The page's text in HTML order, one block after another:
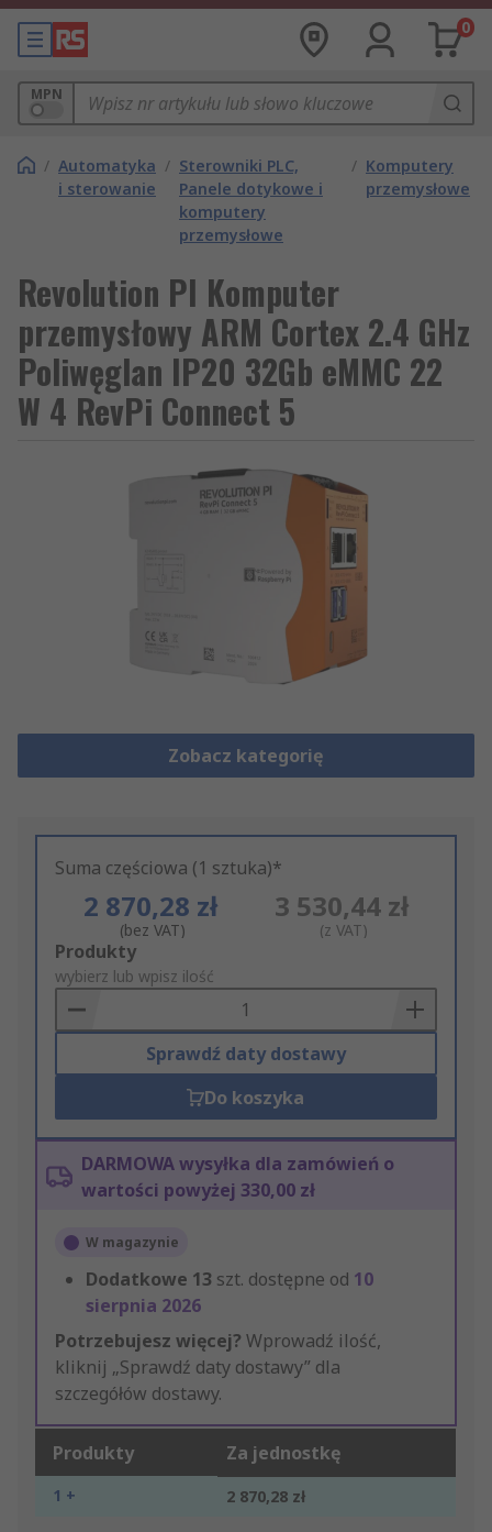
0
MPN
/ Automatyka
i sterowanie
/ Sterowniki PLC,
Panele dotykowe i
komputery
przemysłowe
/ Komputery
przemysłowe
Revolution PI Komputer
przemysłowy ARM Cortex 2.4 GHz
Poliwęglan IP20 32Gb eMMC 22
W 4 RevPi Connect 5
Zobacz kategorię
Suma częściowa (1 sztuka)*
2 870,28 zł
(bez VAT)
3 530,44 zł
(z VAT)
Add
to
Basket
Produkty
wybierz lub wpisz ilość
Sprawdź daty dostawy
Do koszyka
DARMOWA wysyłka dla zamówień o
wartości powyżej 330,00 zł
W magazynie
Dodatkowe 13 szt. dostępne od 10
sierpnia 2026
Potrzebujesz więcej? Wprowadź ilość,
kliknij „Sprawdź daty dostawy” dla
szczegółów dostawy.
Produkty Za jednostkę
1 + 2 870,28 zł